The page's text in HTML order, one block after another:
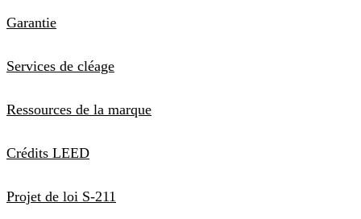
Garantie
Services de cléage
Ressources de la marque
Crédits LEED
Projet de loi S-211